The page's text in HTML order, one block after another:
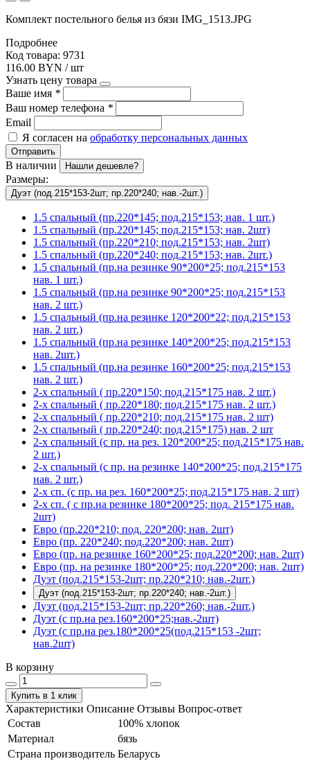
Комплект постельного белья из бязи IMG_1513.JPG
Подробнее
Код товара: 9731
116.00 BYN / шт
Узнать цену товара
Ваше имя *
Ваш номер телефона *
Email
Я согласен на обработку персональных данных
Отправить
В наличии Нашли дешевле?
Размеры:
Дуэт (под.215*153-2шт; пр.220*240; нав.-2шт.)
1.5 спальный (пр.220*145; под.215*153; нав. 1 шт.)
1.5 спальный (пр.220*145; под.215*153; нав. 2шт)
1.5 спальный (пр.220*210; под.215*153; нав. 2шт)
1.5 спальный (пр.220*240; под.215*153; нав. 2шт.)
1.5 спальный (пр.на резинке 90*200*25; под.215*153
нав. 1 шт.)
1.5 спальный (пр.на резинке 90*200*25; под.215*153
нав. 2 шт.)
1.5 спальный (пр.на резинке 120*200*22; под.215*153
нав. 2 шт.)
1.5 спальный (пр.на резинке 140*200*25; под.215*153
нав. 2шт.)
1.5 спальный (пр.на резинке 160*200*25; под.215*153
нав. 2 шт.)
2-х спальный ( пр.220*150; под.215*175 нав. 2 шт.)
2-х спальный ( пр.220*180; под.215*175 нав. 2 шт.)
2-х спальный ( пр.220*210; под.215*175 нав. 2 шт)
2-х спальный ( пр.220*240; под.215*175) нав. 2 шт
2-х спальный (с пр. на рез. 120*200*25; под.215*175 нав.
2 шт.)
2-х спальный (с пр. на резинке 140*200*25; под.215*175
нав. 2 шт.)
2-х сп. (с пр. на рез. 160*200*25; под.215*175 нав. 2 шт)
2-х сп. ( с пр.на резинке 180*200*25; под. 215*175 нав.
2шт)
Евро (пр.220*210; под. 220*200; нав. 2шт)
Евро (пр. 220*240; под.220*200; нав. 2шт)
Евро (пр. на резинке 160*200*25; под.220*200; нав. 2шт)
Евро (пр. на резинке 180*200*25; под.220*200; нав. 2шт)
Дуэт (под.215*153-2шт; пр.220*210; нав.-2шт.)
Дуэт (под.215*153-2шт; пр.220*240; нав.-2шт.)
Дуэт (под.215*153-2шт; пр.220*260; нав.-2шт.)
Дуэт (с пр.на рез.160*200*25;нав.-2шт)
Дуэт (с пр.на рез.180*200*25(под.215*153 -2шт;
нав.2шт)
В корзину
Купить в 1 клик
Характеристики Описание Отзывы Вопрос-ответ
Состав
100% хлопок
Материал
бязь
Страна производитель Беларусь